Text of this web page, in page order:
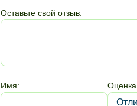
Оставьте свой отзыв:
Имя: